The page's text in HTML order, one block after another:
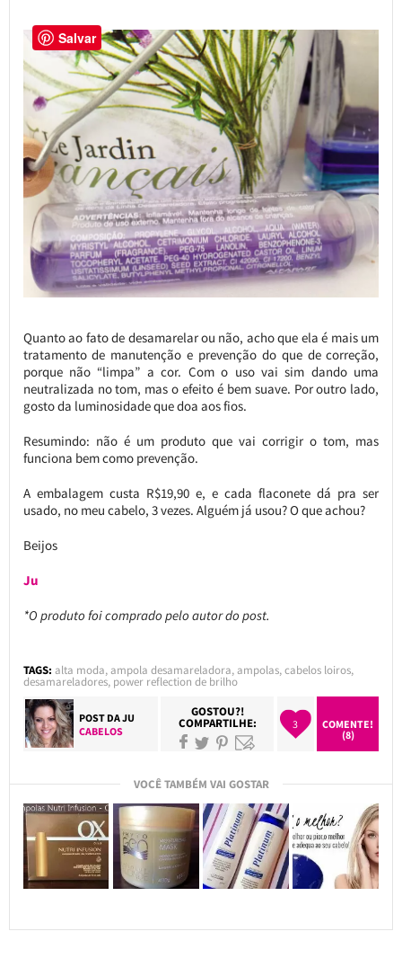
Quanto ao fato de desamarelar ou não, acho que ela é mais um
tratamento de manutenção e prevenção do que de correção,
porque não “limpa” a cor. Com o uso vai sim dando uma
neutralizada no tom, mas o efeito é bem suave. Por outro lado,
gosto da luminosidade que doa aos fios.
Resumindo: não é um produto que vai corrigir o tom, mas
funciona bem como prevenção.
A embalagem custa R$19,90 e, e cada flaconete dá pra ser
usado, no meu cabelo, 3 vezes. Alguém já usou? O que achou?
Beijos
Ju
*O produto foi comprado pelo autor do post.
TAGS: alta moda,ampola desamareladora,ampolas,cabelos loiros,
desamareladores, power reflection de brilho
POST DAJU
CABELOS
GOSTOU?!
COMPARTILHE: 3
COMENTE!
(8)
VOCÊ TAMBÉM VAI GOSTAR
Salvar